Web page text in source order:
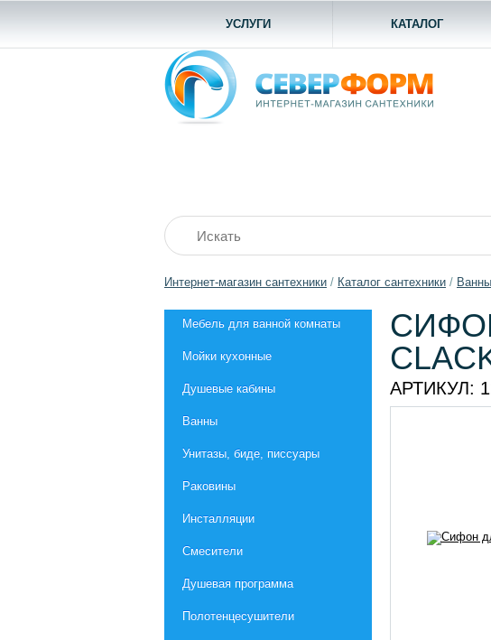
УСЛУГИ КАТАЛОГ
Интернет-магазин сантехники / Каталог сантехники / Ванны
Мебель для ванной комнаты
Мойки кухонные
Душевые кабины
Ванны
Унитазы, биде, писсуары
Раковины
Инсталляции
Смесители
Душевая программа
Полотенцесушители
АРТИКУЛ: